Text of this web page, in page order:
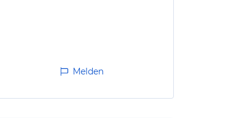
Melden